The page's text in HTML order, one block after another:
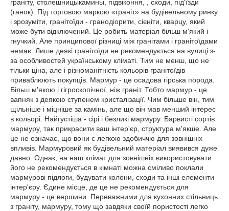
граніту, столешницыкамины, підвіконня, , сходи, під'їзди
(ганок). Під торговою маркою «граніт» на будівельному ринку
і зрозуміти, гранітоїди - гранодіорити, сієніти, кварцу, який
може бути відключений. Це робить матеріал більш м'який і
гнучкий. Але принципової різниці між гранітами і гранітоїдами
немає. Лише деякі гранітоїди не рекомендується на вулиці з-
за особливостей українському кліматі. Тим не менш, що не
тільки ціна, але і різноманітність кольорів гранітоїдів
приваблюють покупців. Мармур - це осадова гірська порода.
Більш м'якою і гігроскопічної, ніж граніт. Тобто мармур - це
вапняк з деякою ступенем кристалізації. Чим більше він, тим
щільніше і міцніше за камінь, але що він мав менший інтерес
в кольорі. Найгустіша - сірі і безликі мармуру. Барвисті сортів
мармуру, так прикрасити ваш інтер'єр, структура м'якше. Але
це не означає, що вони є легкою здобиччю для зовнішніх
впливів. Мармуровий як будівельний матеріал виявився дуже
давно. Однак, на наш клімат для зовнішніх використовувати
його не рекомендується в кімнаті можна сміливо поклали
мармурові підлоги, будувати колони, сходи та інші елементи
інтер'єру. Єдине місце, де це не рекомендується для
мармуру - це вершини. Переважними для кухонних стільниць
з граніту, мармуру, тому що завдяки своїй пористості легко